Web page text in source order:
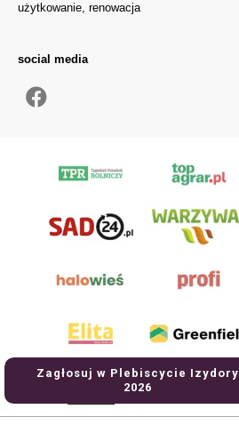
Zagłosuj w Plebiscycie Izydory
2026
użytkowanie, renowacja
social media